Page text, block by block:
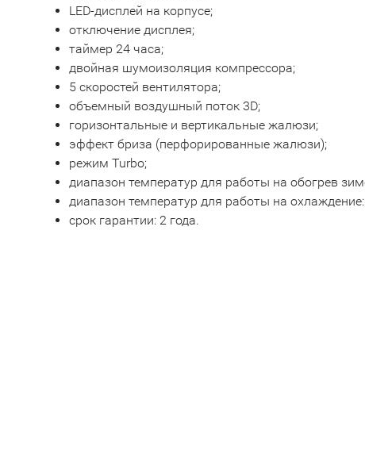
LED-дисплей на корпусе;
отключение дисплея;
таймер 24 часа;
двойная шумоизоляция компрессора;
5 скоростей вентилятора;
объемный воздушный поток 3D;
горизонтальные и вертикальные жалюзи;
эффект бриза (перфорированные жалюзи);
режим Turbo;
диапазон температур для работы на обогрев
диапазон температур для работы на
срок гарантии: 2 года.